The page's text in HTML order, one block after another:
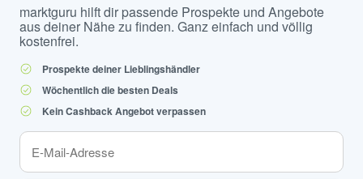
marktguru hilft dir passende Prospekte und Angebote
aus deiner Nähe zu finden. Ganz einfach und völlig
kostenfrei.
Prospekte deiner Lieblingshändler
Wöchentlich die besten Deals
Kein Cashback Angebot verpassen